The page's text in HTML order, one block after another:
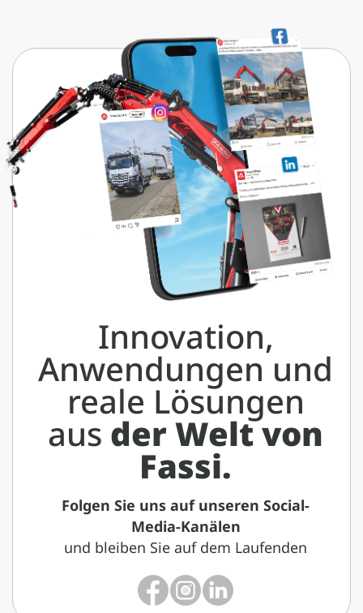
Innovation,
Anwendungen und
reale Lösungen
aus der Welt von
Fassi.
Folgen Sie uns auf unseren Social-
Media-Kanälen
und bleiben Sie auf dem Laufenden